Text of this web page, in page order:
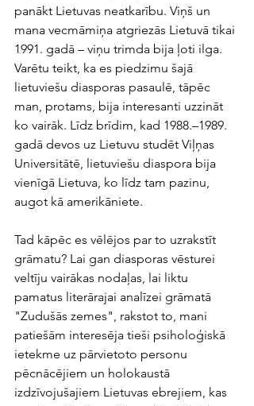
panākt Lietuvas neatkarību. Viņš un
mana vecmāmiņa atgriezās Lietuvā tikai
1991. gadā – viņu trimda bija ļoti ilga.
Varētu teikt, ka es piedzimu šajā
lietuviešu diasporas pasaulē, tāpēc
man, protams, bija interesanti uzzināt
ko vairāk. Līdz brīdim, kad 1988.–1989.
gadā devos uz Lietuvu studēt Viļņas
Universitātē, lietuviešu diaspora bija
vienīgā Lietuva, ko līdz tam pazinu,
augot kā amerikāniete.
Tad kāpēc es vēlējos par to uzrakstīt
grāmatu? Lai gan diasporas vēsturei
veltīju vairākas nodaļas, lai liktu
pamatus literārajai analīzei grāmatā
"Zudušās zemes", rakstot to, mani
patiešām interesēja tieši psiholoģiskā
ietekme uz pārvietoto personu
pēcnācējiem un holokaustā
izdzīvojušajiem Lietuvas ebrejiem, kas